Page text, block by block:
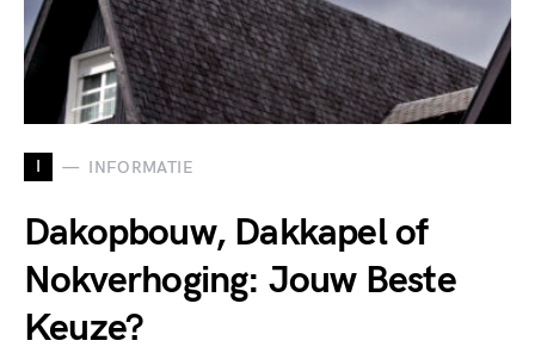
I INFORMATIE
Dakopbouw, Dakkapel of
Nokverhoging: Jouw Beste
Keuze?